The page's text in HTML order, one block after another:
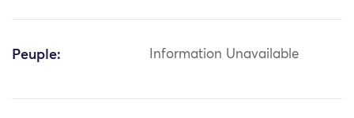
Peuple: Information Unavailable